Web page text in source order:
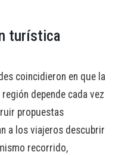
turística
coincidieron en que la
depende cada vez
propuestas
a los viajeros descubrir
recorrido,